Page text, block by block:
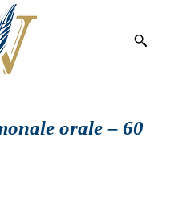
orale – 60